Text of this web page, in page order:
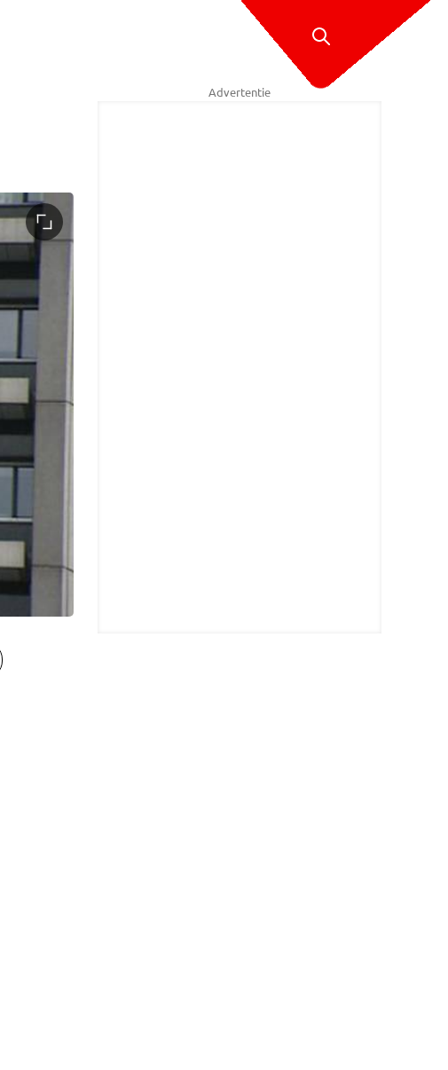
Advertentie